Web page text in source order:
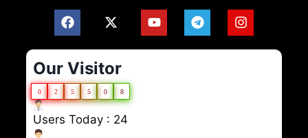
Our Visitor
0 2 5 5 0 8
Users Today : 24